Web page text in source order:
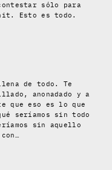
sólo para
Esto es todo.
de todo. Te
anonadado y a
que eso es lo que
seríamos sin todo
sin aquello